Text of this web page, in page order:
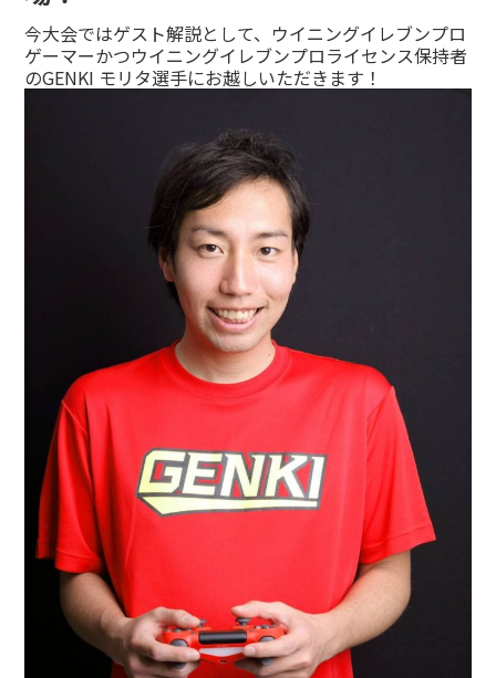
今大会ではゲスト解説として、ウイニングイレブンプロ
ゲーマーかつウイニングイレブンプロライセンス保持者
のGENKI モリタ選手にお越しいただきます！